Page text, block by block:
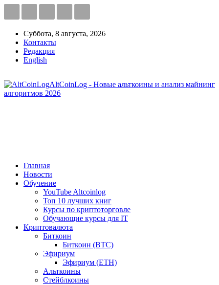
Суббота, 8 августа, 2026
Контакты
Редакция
English
AltCoinLog - Новые альткоины и анализ майнинг
алгоритмов 2026
Главная
Новости
Обучение
YouTube Altcoinlog
Топ 10 лучших книг
Курсы по криптоторговле
Обучающие курсы для IT
Криптовалюта
Биткоин
Биткоин (BTC)
Эфириум
Эфириум (ETH)
Альткоины
Стейблкоины